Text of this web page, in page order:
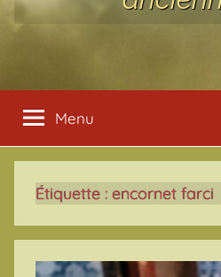
Menu
Étiquette : encornet farci